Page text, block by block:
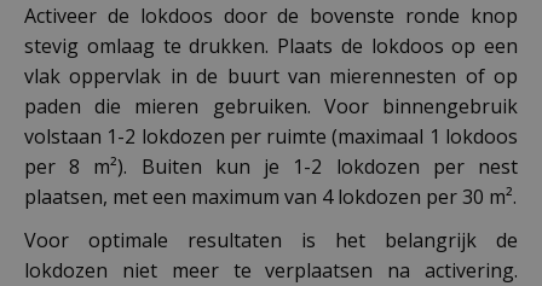
Activeer de lokdoos door de bovenste ronde knop
stevig omlaag te drukken. Plaats de lokdoos op een
vlak oppervlak in de buurt van mierennesten of op
paden die mieren gebruiken. Voor binnengebruik
volstaan 1-2 lokdozen per ruimte (maximaal 1 lokdoos
per 8 m²). Buiten kun je 1-2 lokdozen per nest
plaatsen, met een maximum van 4 lokdozen per 30 m².
Voor optimale resultaten is het belangrijk de
lokdozen niet meer te verplaatsen na activering.